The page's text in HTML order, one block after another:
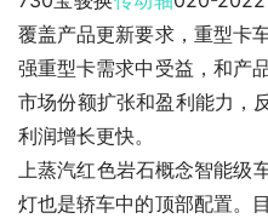
覆盖产品更新要求，重型卡
强重型卡需求中受益，和产
市场份额扩张和盈利能力，
利润增长更快。
上蒸汽红色岩石概念智能级
灯也是轿车中的顶部配置。